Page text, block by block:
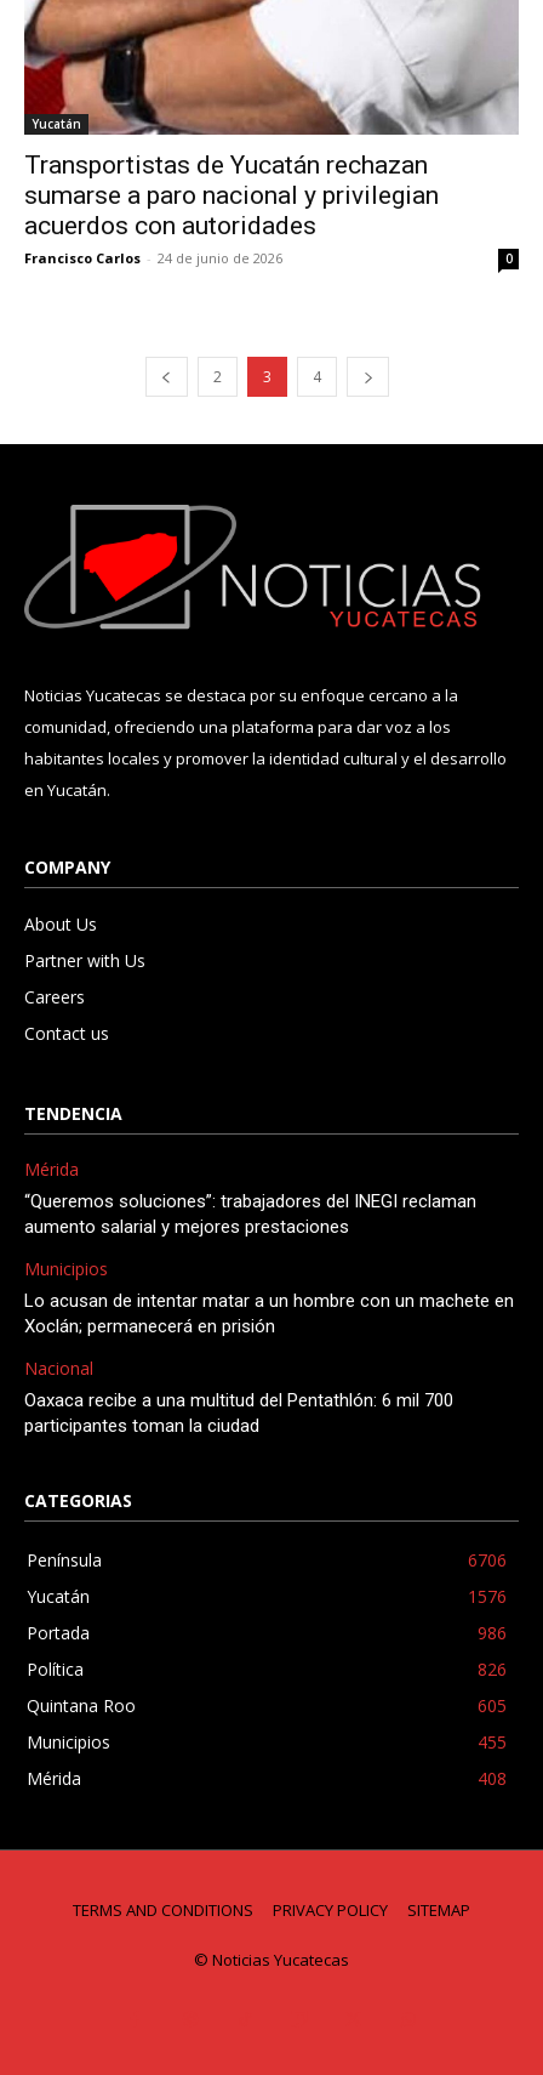
Yucatán
Transportistas de Yucatán rechazan
sumarse a paro nacional y privilegian
acuerdos con autoridades
Francisco Carlos - 24 de junio de 2026 0
2 3 4
Noticias Yucatecas se destaca por su enfoque cercano a la
comunidad, ofreciendo una plataforma para dar voz a los
habitantes locales y promover la identidad cultural y el desarrollo
en Yucatán.
COMPANY
About Us
Partner with Us
Careers
Contact us
TENDENCIA
Mérida
“Queremos soluciones”: trabajadores del INEGI reclaman
aumento salarial y mejores prestaciones
Municipios
Lo acusan de intentar matar a un hombre con un machete en
Xoclán; permanecerá en prisión
Nacional
Oaxaca recibe a una multitud del Pentathlón: 6 mil 700
participantes toman la ciudad
CATEGORIAS
Península
6706
Yucatán
1576
Portada
986
Política
826
Quintana Roo
605
Municipios
455
Mérida
408
TERMS AND CONDITIONS PRIVACY POLICY SITEMAP
© Noticias Yucatecas